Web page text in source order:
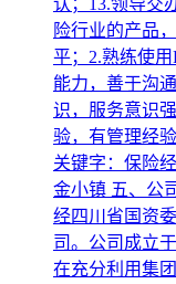
险行业的产品
平；2.熟练使用
能力，善于沟
识，服务意识
验，有管理经
关键字：保险
金小镇 五、公
经四川省国资
司。公司成立
在充分利用集